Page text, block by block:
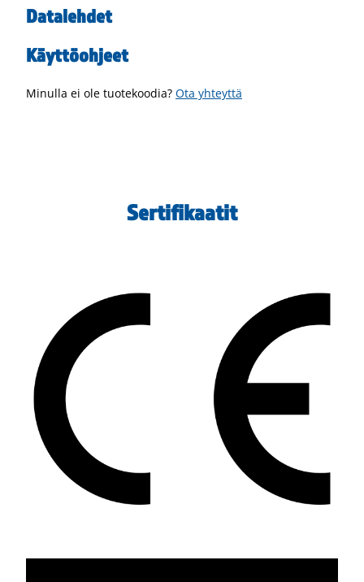
Datalehdet
Käyttöohjeet
Minulla ei ole tuotekoodia? Ota yhteyttä
Sertifikaatit